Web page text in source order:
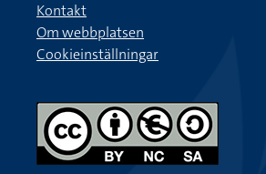
Kontakt
Om webbplatsen
Cookieinställningar